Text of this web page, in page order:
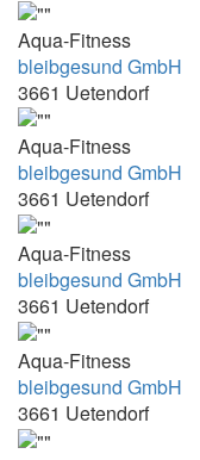
15:00-15:30
15:00-15:45
15:00-17:00
15:00-18:00
15:15 - 16:00
15:20 - 19:00
15:20-16:00
15:25-15:55
Aqua-Fitness
bleibgesund GmbH
3661 Uetendorf
Aqua-Fitness
bleibgesund GmbH
3661 Uetendorf
Aqua-Fitness
bleibgesund GmbH
3661 Uetendorf
Aqua-Fitness
bleibgesund GmbH
3661 Uetendorf